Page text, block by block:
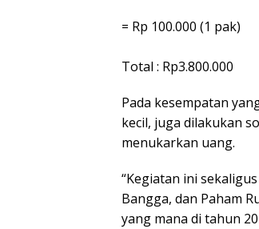
= Rp 100.000 (1 pak)
Total : Rp3.800.000
Pada kesempatan
kecil, juga dilakukan
menukarkan uang.
“Kegiatan ini
Bangga, dan Paham
yang mana di tahun